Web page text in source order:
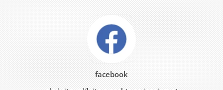
facebook